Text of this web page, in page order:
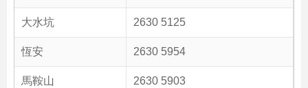
大水坑 2630 5125
恆安 2630 5954
馬鞍山 2630 5903